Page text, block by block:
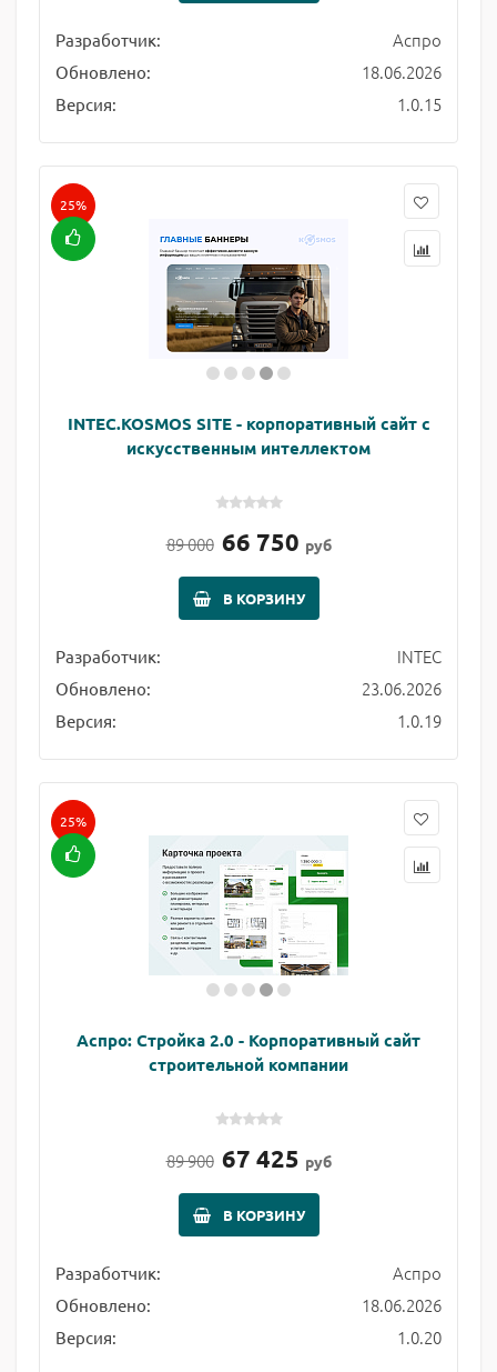
Разработчик: Аспро
Обновлено: 18.06.2026
Версия: 1.0.15
25%
INTEC.KOSMOS SITE - корпоративный сайт с
искусственным интеллектом
89 000 66 750 руб
В КОРЗИНУ
Разработчик: INTEC
Обновлено: 23.06.2026
Версия: 1.0.19
25%
Аспро: Стройка 2.0 - Корпоративный сайт
строительной компании
89 900 67 425 руб
В КОРЗИНУ
Разработчик: Аспро
Обновлено: 18.06.2026
Версия: 1.0.20